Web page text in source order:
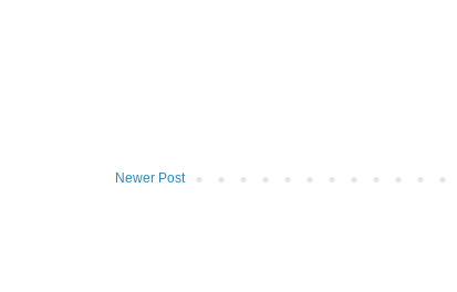
Newer Post